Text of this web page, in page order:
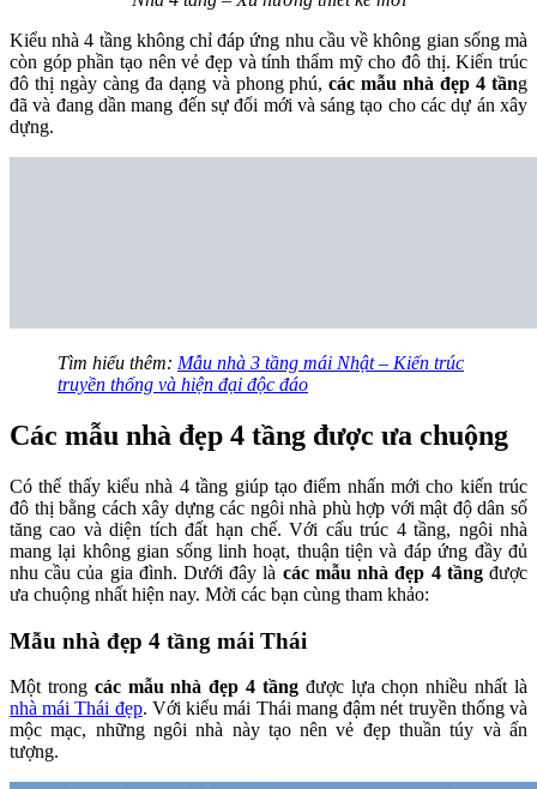
Kiểu nhà 4 tầng không chỉ đáp ứng nhu cầu về không gian sống mà
còn góp phần tạo nên vẻ đẹp và tính thẩm mỹ cho đô thị. Kiến trúc
đô thị ngày càng đa dạng và phong phú,các mẫu nhà đẹp 4 tầng
đã và đang dần mang đến sự đổi mới và sáng tạo cho các dự án xây
dựng.
Tìm hiểu thêm: Mẫu nhà 3 tầng mái Nhật – Kiến trúc
truyền thống và hiện đại độc đáo
Các mẫu nhà đẹp 4 tầng được ưa chuộng
Có thể thấy kiểu nhà 4 tầng giúp tạo điểm nhấn mới cho kiến trúc
đô thị bằng cách xây dựng các ngôi nhà phù hợp với mật độ dân số
tăng cao và diện tích đất hạn chế. Với cấu trúc 4 tầng, ngôi nhà
mang lại không gian sống linh hoạt, thuận tiện và đáp ứng đầy đủ
nhu cầu của gia đình. Dưới đây là các mẫu nhà đẹp 4 tầngđược
ưa chuộng nhất hiện nay. Mời các bạn cùng tham khảo:
Mẫu nhà đẹp 4 tầng mái Thái
Một trongcác mẫu nhà đẹp 4 tầng được lựa chọn nhiều nhất là
nhà mái Thái đẹp. Với kiểu mái Thái mang đậm nét truyền thống và
mộc mạc, những ngôi nhà này tạo nên vẻ đẹp thuần túy và ấn
tượng.